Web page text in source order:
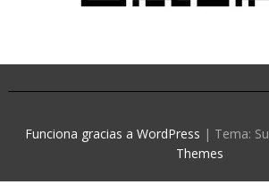
Funciona gracias a WordPress | Tema:
Themes